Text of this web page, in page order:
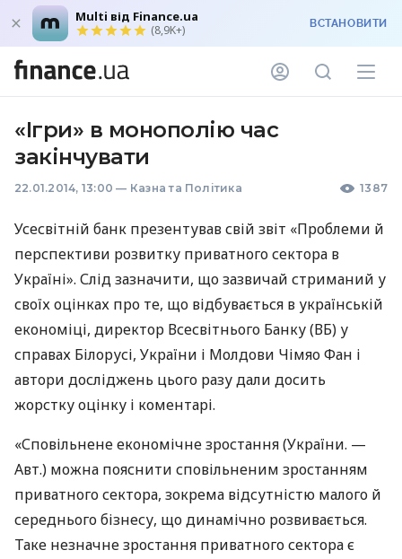
Multi від Finance.ua
(8,9K+) ВСТАНОВИТИ
«Iгри» в монополію час
закінчувати
22.01.2014, 13:00 — Казна та Політика 1387
Усесвітній банк презентував свій звіт «Проблеми й
перспективи розвитку приватного сектора в
Україні». Слід зазначити, що зазвичай стриманий у
своїх оцінках про те, що відбувається в українській
економіці, директор Всесвітнього Банку (ВБ) у
справах Білорусі, України і Молдови Чімяо Фан і
автори досліджень цього разу дали досить
жорстку оцінку і коментарі.
«Сповільнене економічне зростання (України. —
Авт.) можна пояснити сповільненим зростанням
приватного сектора, зокрема відсутністю малого й
середнього бізнесу, що динамічно розвивається.
Таке незначне зростання приватного сектора є